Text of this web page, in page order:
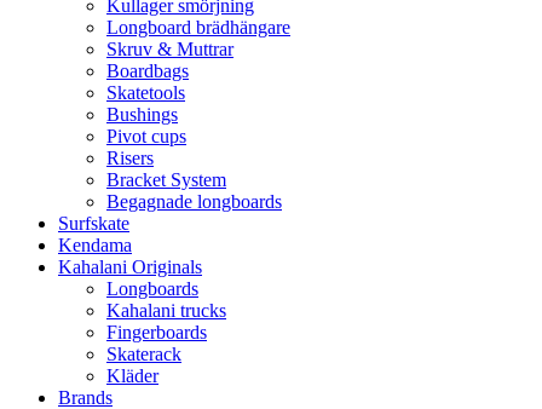
Kullager smörjning
Longboard brädhängare
Skruv & Muttrar
Boardbags
Skatetools
Bushings
Pivot cups
Risers
Bracket System
Begagnade longboards
Surfskate
Kendama
Kahalani Originals
Longboards
Kahalani trucks
Fingerboards
Skaterack
Kläder
Brands